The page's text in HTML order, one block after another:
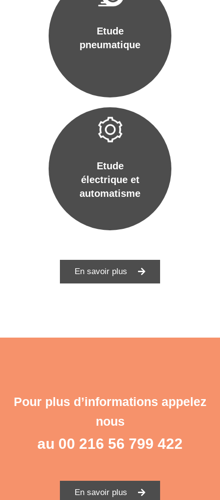
Etude
pneumatique
Etude
électrique et
automatisme
En savoir plus
Pour plus d’informations appelez
nous
au 00 216 56 799 422
En savoir plus